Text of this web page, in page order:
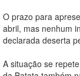
O prazo para
abril, mas nenhum
declarada deserta
A situação se